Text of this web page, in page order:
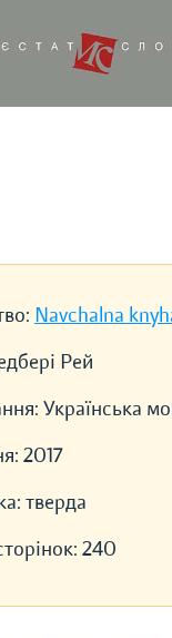
Navchalna
Рей
Українська
2017
тверда
240